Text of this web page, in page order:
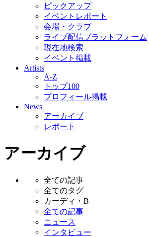
ピックアップ
イベントレポート
会場・クラブ
ライブ配信プラットフォーム
現在地検索
イベント掲載
Artists
A-Z
トップ100
プロフィール掲載
News
アーカイブ
レポート
アーカイブ
全ての記事
全てのタグ
カーディ・B
全ての記事
ニュース
インタビュー